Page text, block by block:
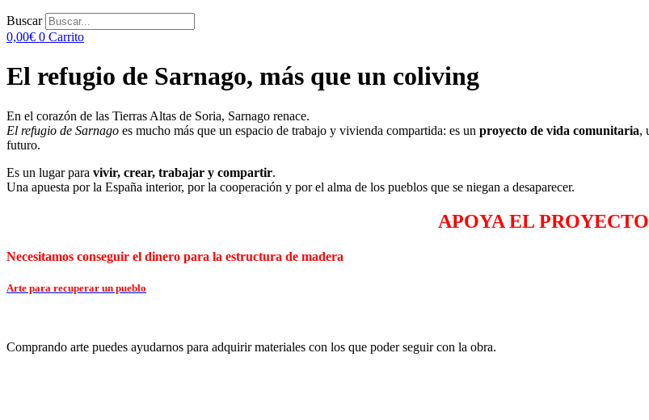
Buscar
0,00€ 0 Carrito
El refugio de Sarnago, más que un coliving
En el corazón de las Tierras Altas de Soria, Sarnago renace.
El refugio de Sarnago es mucho más que un espacio de trabajo y vivienda compartida: es un proyecto de vida comunitaria,
futuro.
Es un lugar para vivir, crear, trabajar y compartir.
Una apuesta por la España interior, por la cooperación y por el alma de los pueblos que se niegan a desaparecer.
APOYA EL PROYECTO
Necesitamos conseguir el dinero para la estructura de madera
Arte para recuperar un pueblo
Comprando arte puedes ayudarnos para adquirir materiales con los que poder seguir con la obra.